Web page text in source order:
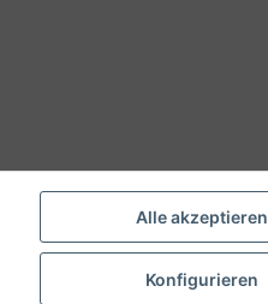
Alle akzeptieren
Konfigurieren